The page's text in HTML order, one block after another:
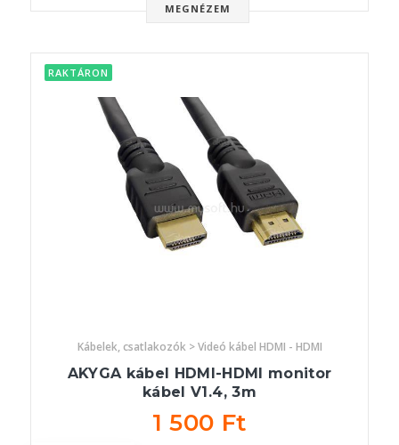
MEGNÉZEM
RAKTÁRON
Kábelek, csatlakozók > Videó kábel HDMI - HDMI
AKYGA kábel HDMI-HDMI monitor
kábel V1.4, 3m
1 500 Ft